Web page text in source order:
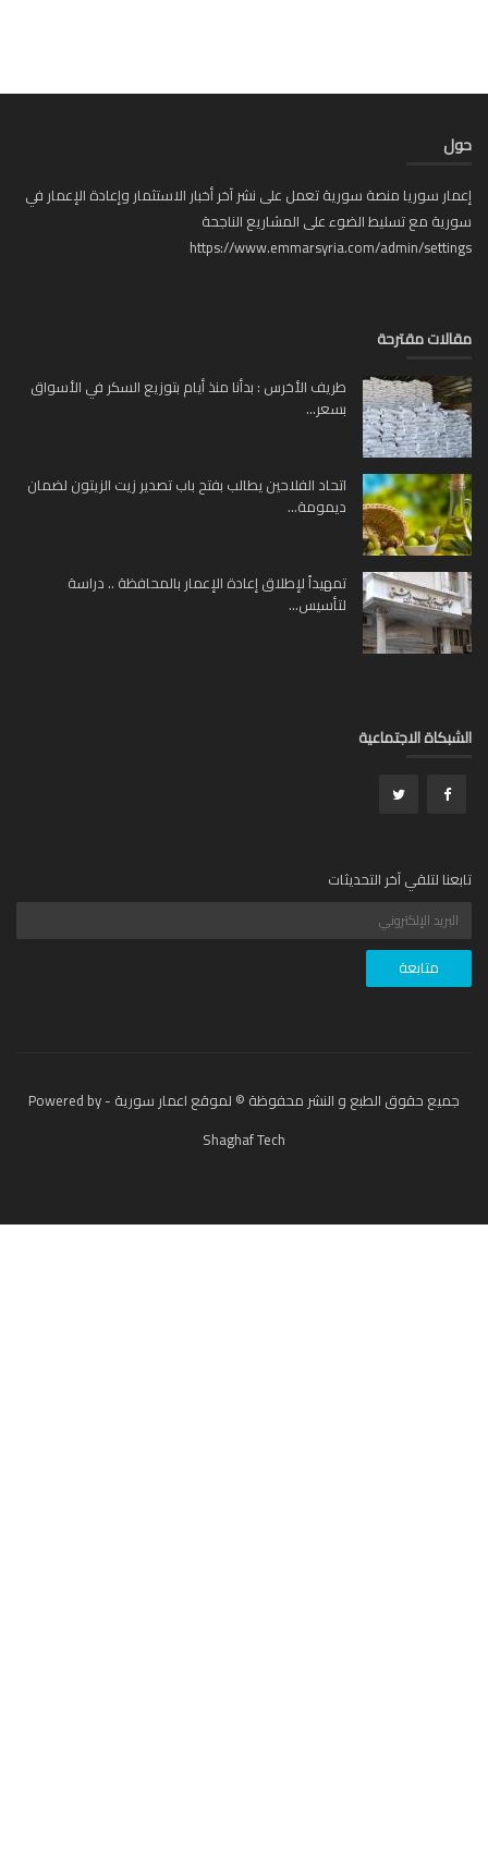
سوريا منصة سورية تعمل على نشر آخر أخبار الاستثمار وإعادة الإعمار في
مع تسليط الضوء على المشاريع الناجحة
https://www.emmarsyria.com/admin/
مقترحة
طريف الأخرس : بدأنا منذ أيام بتوزيع السكر في الأسواق
بسعر...
اتحاد الفلاحين يطالب بفتح باب تصدير زيت الزيتون لضمان
ديمومة...
تمهيداً لإطلاق إعادة الإعمار بالمحافظة .. دراسة
لتأسيس...
الاجتماعية
لتلقي آخر التحديثات
جميع حقوق الطبع و النشر محفوظة © لموقع اعمار سورية - Powered by
Shaghaf Tech